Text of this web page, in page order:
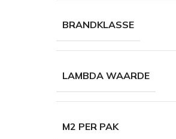
BRANDKLASSE
LAMBDA WAARDE
M2 PER PAK